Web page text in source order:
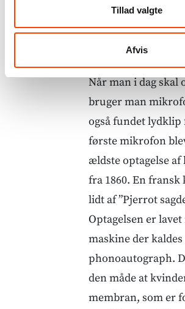
Tillad valgte
Afvis
man at
optage
Når man i dag skal
bruger man
også fundet lydklip
første mikrofon
ældste optagelse af
fra 1860. En fransk
lidt af ”Pjerrot
Optagelsen er lavet
maskine der kaldes
phonoautograph.
den måde at
membran, som er